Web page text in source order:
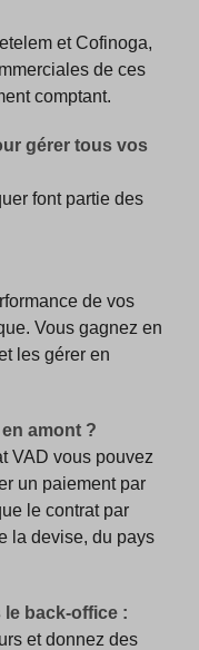
et Cofinoga,
de ces
comptant.
gérer tous vos
font partie des
de vos
Vous gagnez en
les gérer en
amont ?
VAD vous pouvez
un paiement par
le contrat par
la devise, du pays
le back-office :
et donnez des